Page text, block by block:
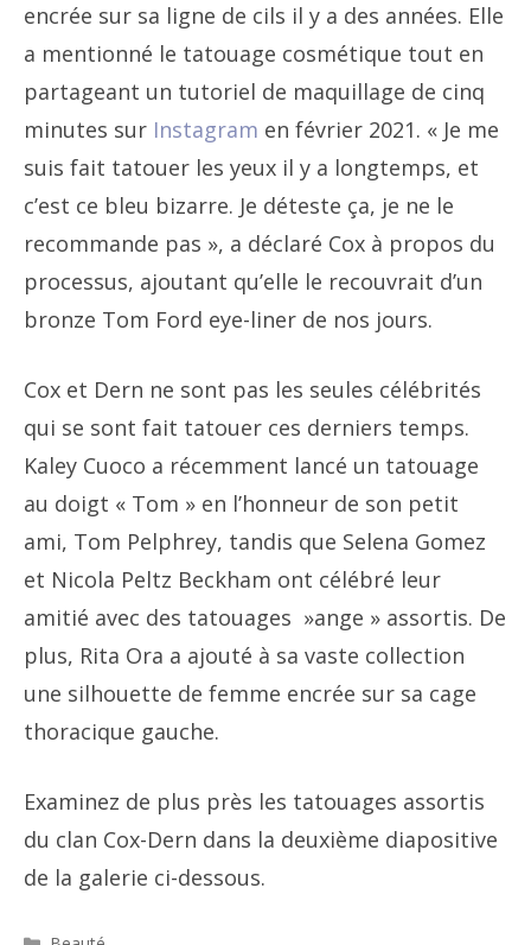
encrée sur sa ligne de cils il y a des années. Elle
a mentionné le tatouage cosmétique tout en
partageant un tutoriel de maquillage de cinq
minutes sur Instagram en février 2021. « Je me
suis fait tatouer les yeux il y a longtemps, et
c’est ce bleu bizarre. Je déteste ça, je ne le
recommande pas », a déclaré Cox à propos du
processus, ajoutant qu’elle le recouvrait d’un
bronze Tom Ford eye-liner de nos jours.
Cox et Dern ne sont pas les seules célébrités
qui se sont fait tatouer ces derniers temps.
Kaley Cuoco a récemment lancé un tatouage
au doigt « Tom » en l’honneur de son petit
ami, Tom Pelphrey, tandis que Selena Gomez
et Nicola Peltz Beckham ont célébré leur
amitié avec des tatouages ​​ »ange » assortis. De
plus, Rita Ora a ajouté à sa vaste collection
une silhouette de femme encrée sur sa cage
thoracique gauche.
Examinez de plus près les tatouages ​​​​assortis
du clan Cox-Dern dans la deuxième diapositive
de la galerie ci-dessous.
Catégories